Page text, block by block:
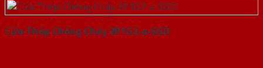
Cửa Thép Chống Cháy 2P1G2-a-SGD